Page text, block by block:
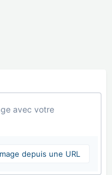
avec votre
depuis une URL